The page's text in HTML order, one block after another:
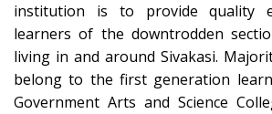
institution is to provide quality
learners of the downtrodden
living in and around Sivakasi.
belong to the first generation
Government Arts and Science